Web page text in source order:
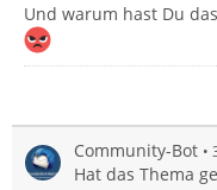
Und warum hast Du
Community-Bot
Hat das Thema